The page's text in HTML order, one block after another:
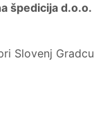
špedicija d.o.o.
Slovenj Gradcu